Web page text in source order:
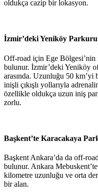
oldukça cazip bir lokasyon.
İzmir’deki Yeniköy Parkuru
Off-road için Ege
bulunur. İzmir’deki Yeniköy
arasında. Uzunluğu 50 km’yi
inişli çıkışlı yollarıyla
özellikle oldukça uzun iniş
zorlu.
Başkent’te Karacakaya
Başkent Ankara’da da off-
bulunur. Ankara
kilometre uzunluğu ve orta
bir alan.